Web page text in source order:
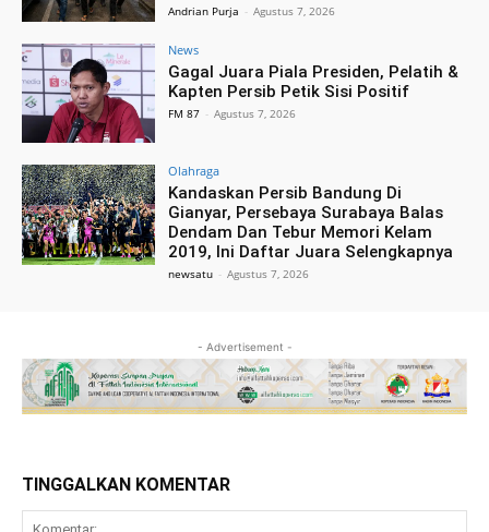
Andrian Purja - Agustus 7, 2026
News
Gagal Juara Piala Presiden, Pelatih &
Kapten Persib Petik Sisi Positif
FM 87 - Agustus 7, 2026
Olahraga
Kandaskan Persib Bandung Di
Gianyar, Persebaya Surabaya Balas
Dendam Dan Tebur Memori Kelam
2019, Ini Daftar Juara Selengkapnya
newsatu - Agustus 7, 2026
- Advertisement -
TINGGALKAN KOMENTAR